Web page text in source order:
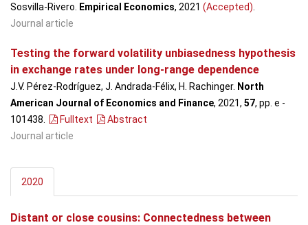
Sosvilla-Rivero.
Empirical Economics, 2021 (Accepted)
Journal article
Testing the forward volatility unbiasedness hypothesis
in exchange rates under long-range dependence
J.V. Pérez-Rodríguez, J. Andrada-Félix, H. Rachinger. North
American Journal of Economics and Finance, 2021, 57, pp. e -
101438
Fulltext
Abstract
Journal article
2020
Distant or close cousins: Connectedness between